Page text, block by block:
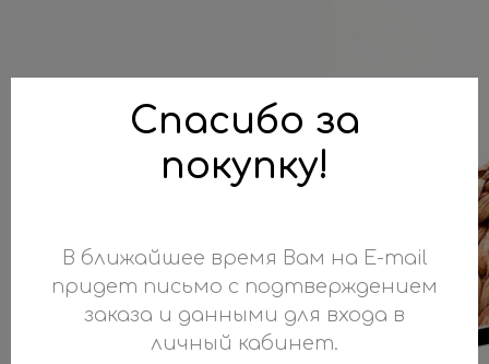
Спасибо за
покупку!
В ближайшее время Вам на E-mail
придет письмо с подтверждением
заказа и данными для входа в
личный кабинет.